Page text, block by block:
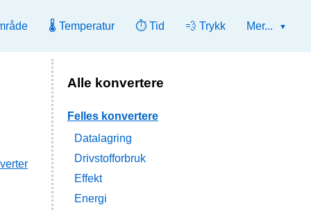
🌡️ Temperatur ⏱️ Tid 💨 Trykk Mer...
Alle konvertere
Felles konvertere
Datalagring
Drivstofforbruk
Effekt
Energi